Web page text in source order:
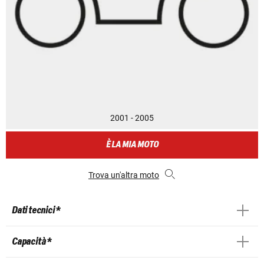
2001 - 2005
È LA MIA MOTO
Trova un'altra moto
Dati tecnici *
Capacità *